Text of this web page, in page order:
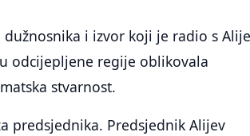
dužnosnika i izvor koji je radio s
odcijepljene regije oblikovala
stvarnost.
predsjednika. Predsjednik Alijev